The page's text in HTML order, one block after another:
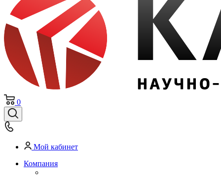
0
Мой кабинет
Компания